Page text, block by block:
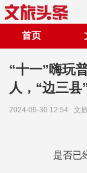
首页
“十一”嗨玩
人，“边三县
2024-09-30 12:54 文
是否已